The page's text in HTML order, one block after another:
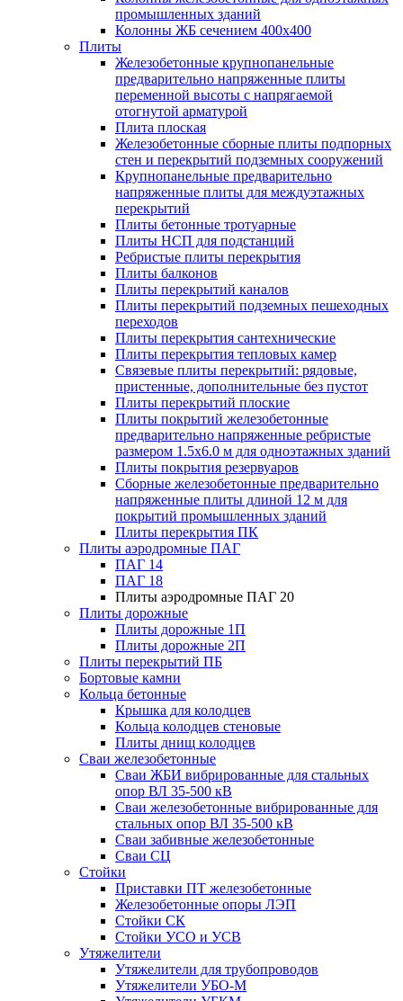
промышленных зданий
Колонны ЖБ сечением 400х400
Плиты
Железобетонные крупнопанельные
предварительно напряженные плиты
переменной высоты с напрягаемой
отогнутой арматурой
Плита плоская
Железобетонные сборные плиты подпорных
стен и перекрытий подземных сооружений
Крупнопанельные предварительно
напряженные плиты для междуэтажных
перекрытий
Плиты бетонные тротуарные
Плиты НСП для подстанций
Ребристые плиты перекрытия
Плиты балконов
Плиты перекрытий каналов
Плиты перекрытий подземных пешеходных
переходов
Плиты перекрытия сантехнические
Плиты перекрытия тепловых камер
Связевые плиты перекрытий: рядовые,
пристенные, дополнительные без пустот
Плиты перекрытий плоские
Плиты покрытий железобетонные
предварительно напряженные ребристые
размером 1.5х6.0 м для одноэтажных зданий
Плиты покрытия резервуаров
Сборные железобетонные предварительно
напряженные плиты длиной 12 м для
покрытий промышленных зданий
Плиты перекрытия ПК
Плиты аэродромные ПАГ
ПАГ 14
ПАГ 18
Плиты аэродромные ПАГ 20
Плиты дорожные
Плиты дорожные 1П
Плиты дорожные 2П
Плиты перекрытий ПБ
Бортовые камни
Кольца бетонные
Крышка для колодцев
Кольца колодцев стеновые
Плиты днищ колодцев
Сваи железобетонные
Сваи ЖБИ вибрированные для стальных
опор ВЛ 35-500 кВ
Сваи железобетонные вибрированные для
стальных опор ВЛ 35-500 кВ
Сваи забивные железобетонные
Сваи СЦ
Стойки
Приставки ПТ железобетонные
Железобетонные опоры ЛЭП
Стойки СК
Стойки УСО и УСВ
Утяжелители
Утяжелители для трубопроводов
Утяжелители УБО-М